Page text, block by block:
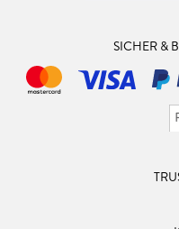
SICHER &